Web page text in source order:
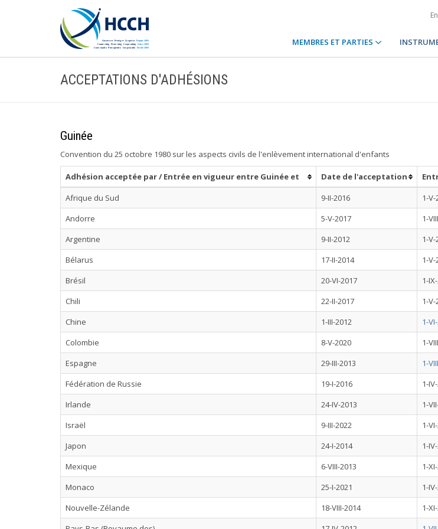
MEMBRES ET PARTIES
ACCEPTATIONS D'ADHÉSIONS
Guinée
Convention du 25 octobre 1980 sur les aspects civils de l'enlèvement international d'enfants
Adhésion acceptée par / Entrée en vigueur entre Guinée et Date de l'acceptation
Afrique du Sud
9-II-2016
1-
Andorre
5-V-2017
1-
Argentine
9-II-2012
1-
Bélarus
17-II-2014
1-
Brésil
20-VI-2017
1-
Chili
22-II-2017
1-
Chine
1-III-2012
1-
Colombie
8-V-2020
1-
Espagne
29-III-2013
1-
Fédération de Russie
19-I-2016
1-
Irlande
24-IV-2013
1-
Israël
9-III-2022
1-
Japon
24-I-2014
1-
Mexique
6-VIII-2013
1-
Monaco
25-I-2021
1-
Nouvelle-Zélande
18-VIII-2014
1-